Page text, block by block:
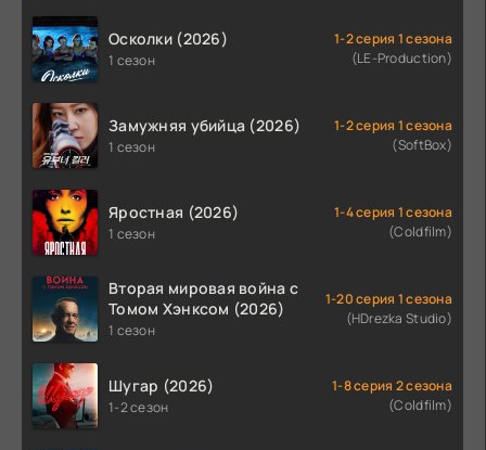
Осколки (2026)
1 сезон
1-2 серия 1 сезона
(LE-Production)
Замужняя убийца (2026)
1 сезон
1-2 серия 1 сезона
(SoftBox)
Яростная (2026)
1 сезон
1-4 серия 1 сезона
(Coldfilm)
Вторая мировая война с
Томом Хэнксом (2026)
1 сезон
1-20 серия 1 сезона
(HDrezka Studio)
Шугар (2026)
1-2 сезон
1-8 серия 2 сезона
(Coldfilm)